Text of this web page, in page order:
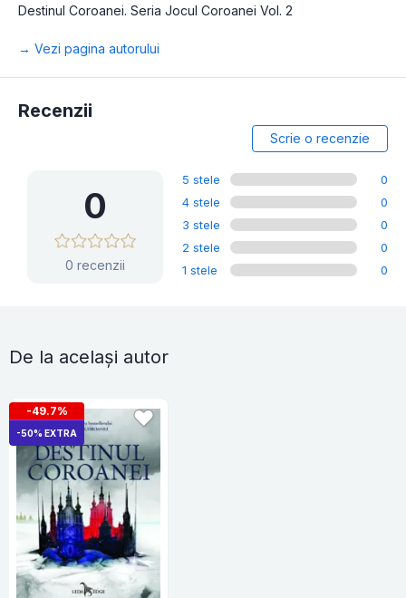
Destinul Coroanei. Seria Jocul Coroanei Vol. 2
→ Vezi pagina autorului
Recenzii
Scrie o recenzie
0
0 recenzii
5 stele
0
4 stele
0
3 stele
0
2 stele
0
1 stele
0
De la același autor
-49.7%
-50% EXTRA